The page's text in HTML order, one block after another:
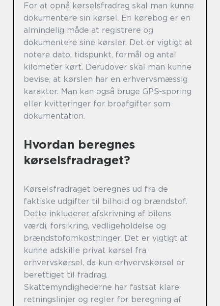
For at opnå kørselsfradrag skal man kunne
dokumentere sin kørsel. En kørebog er en
almindelig måde at registrere og
dokumentere sine kørsler. Det er vigtigt at
notere dato, tidspunkt, formål og antal
kilometer kørt. Derudover skal man kunne
bevise, at kørslen har en erhvervsmæssig
karakter. Man kan også bruge GPS-sporing
eller kvitteringer for broafgifter som
dokumentation.
Hvordan beregnes
kørselsfradraget?
Kørselsfradraget beregnes ud fra de
faktiske udgifter til bilhold og brændstof.
Dette inkluderer afskrivning af bilens
værdi, forsikring, vedligeholdelse og
brændstofomkostninger. Det er vigtigt at
kunne adskille privat kørsel fra
erhvervskørsel, da kun erhvervskørsel er
berettiget til fradrag.
Skattemyndighederne har fastsat klare
retningslinjer og regler for beregning af